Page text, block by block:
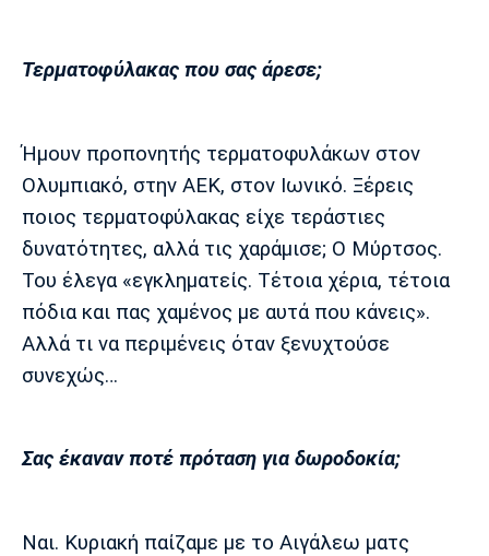
Τερματοφύλακας που σας άρεσε;
Ήμουν προπονητής τερματοφυλάκων στον
Ολυμπιακό, στην ΑΕΚ, στον Ιωνικό. Ξέρεις
ποιος τερματοφύλακας είχε τεράστιες
δυνατότητες, αλλά τις χαράμισε; Ο Μύρτσος.
Του έλεγα «εγκληματείς. Τέτοια χέρια, τέτοια
πόδια και πας χαμένος με αυτά που κάνεις».
Αλλά τι να περιμένεις όταν ξενυχτούσε
συνεχώς…
Σας έκαναν ποτέ πρόταση για δωροδοκία;
Ναι. Κυριακή παίζαμε με το Αιγάλεω ματς